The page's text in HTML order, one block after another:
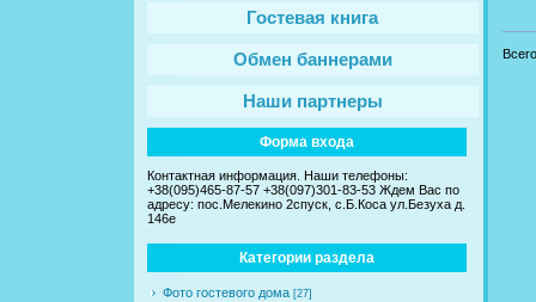
Гостевая книга
Обмен баннерами
Наши партнеры
Форма входа
Контактная информация. Наши телефоны:
+38(095)465-87-57 +38(097)301-83-53 Ждем Вас по
адресу: пос.Мелекино 2спуск, c.Б.Коса ул.Безуха д.
146е
Категории раздела
Фото гостевого дома [27]